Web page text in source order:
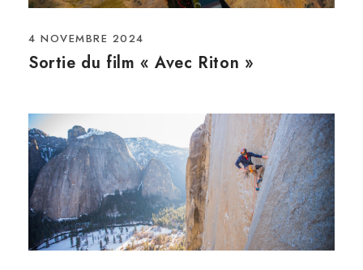
4 NOVEMBRE 2024
Sortie du film « Avec Riton »